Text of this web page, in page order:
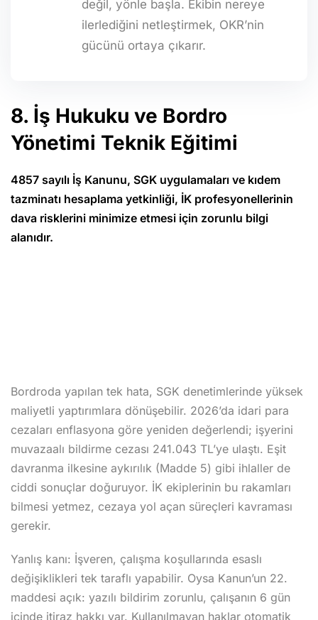
değil, yönle başla. Ekibin nereye
ilerlediğini netleştirmek, OKR’nin
gücünü ortaya çıkarır.
8. İş Hukuku ve Bordro
Yönetimi Teknik Eğitimi
4857 sayılı İş Kanunu, SGK uygulamaları ve kıdem
tazminatı hesaplama yetkinliği, İK profesyonellerinin
dava risklerini minimize etmesi için zorunlu bilgi
alanıdır.
Bordroda yapılan tek hata, SGK denetimlerinde yüksek
maliyetli yaptırımlara dönüşebilir. 2026’da idari para
cezaları enflasyona göre yeniden değerlendi; işyerini
muvazaalı bildirme cezası 241.043 TL’ye ulaştı. Eşit
davranma ilkesine aykırılık (Madde 5) gibi ihlaller de
ciddi sonuçlar doğuruyor. İK ekiplerinin bu rakamları
bilmesi yetmez, cezaya yol açan süreçleri kavraması
gerekir.
Yanlış kanı: İşveren, çalışma koşullarında esaslı
değişiklikleri tek taraflı yapabilir. Oysa Kanun’un 22.
maddesi açık: yazılı bildirim zorunlu, çalışanın 6 gün
içinde itiraz hakkı var. Kullanılmayan haklar otomatik